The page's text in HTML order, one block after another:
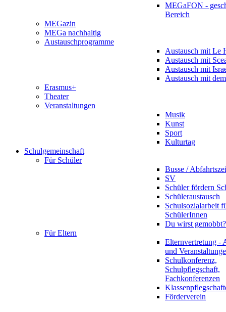
MEGaFON -
Bereich
MEGazin
MEGa nachhaltig
Austauschprogramme
Austausch mit Le
Austausch mit
Austausch mit
Austausch mit
Erasmus+
Theater
Veranstaltungen
Musik
Kunst
Sport
Kulturtag
Schulgemeinschaft
Für Schüler
Busse /
SV
Schüler fördern
Schüleraustausch
Schulsozialarbeit
SchülerInnen
Du wirst gemobbt?
Für Eltern
Elternvertretung -
und
Schulkonferenz,
Schulpflegschaft,
Fachkonferenzen
Förderverein